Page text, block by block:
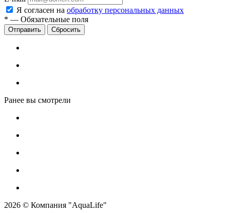
Я согласен на обработку персональных данных
* — Обязательные поля
Сбросить
Ранее вы смотрели
2026 © Компания "AquaLife"